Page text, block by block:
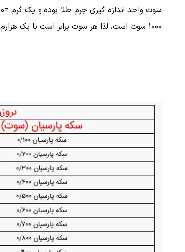
۱۰۰۰ سوت است، لذا هر سوت برابر است با یک هزارم گرم.